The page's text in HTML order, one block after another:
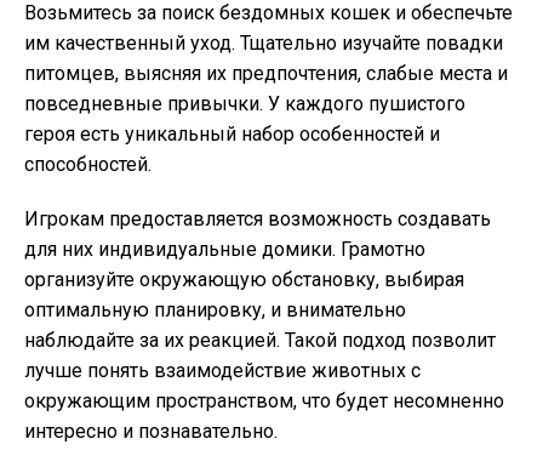
Возьмитесь за поиск бездомных кошек и обеспечьте
им качественный уход. Тщательно изучайте повадки
питомцев, выясняя их предпочтения, слабые места и
повседневные привычки. У каждого пушистого
героя есть уникальный набор особенностей и
способностей.
Игрокам предоставляется возможность создавать
для них индивидуальные домики. Грамотно
организуйте окружающую обстановку, выбирая
оптимальную планировку, и внимательно
наблюдайте за их реакцией. Такой подход позволит
лучше понять взаимодействие животных с
окружающим пространством, что будет несомненно
интересно и познавательно.